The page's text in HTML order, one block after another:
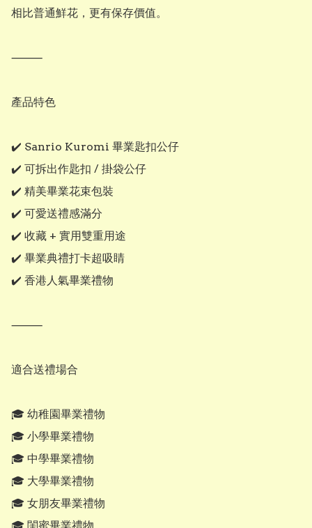
相比普通鮮花，更有保存價值。
⸻
產品特色
✔️ Sanrio Kuromi 畢業匙扣公仔
✔️ 可拆出作匙扣 / 掛袋公仔
✔️ 精美畢業花束包裝
✔️ 可愛送禮感滿分
✔️ 收藏 + 實用雙重用途
✔️ 畢業典禮打卡超吸睛
✔️ 香港人氣畢業禮物
⸻
適合送禮場合
🎓 幼稚園畢業禮物
🎓 小學畢業禮物
🎓 中學畢業禮物
🎓 大學畢業禮物
🎓 女朋友畢業禮物